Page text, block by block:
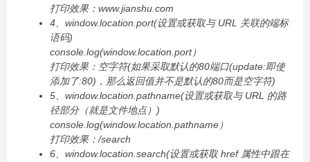
打印效果：www.jianshu.com
4、window.location.port(设置或获取与 URL 关联的端标
语码)
console.log(window.location.port）
打印效果：空字符(如果采取默认的80端口(update:即使
添加了:80)，那么返回值并不是默认的80而是空字符)
5、window.location.pathname(设置或获取与 URL 的路
径部分（就是文件地点）)
console.log(window.location.pathname）
打印效果：/search
6、window.location.search(设置或获取 href 属性中跟在